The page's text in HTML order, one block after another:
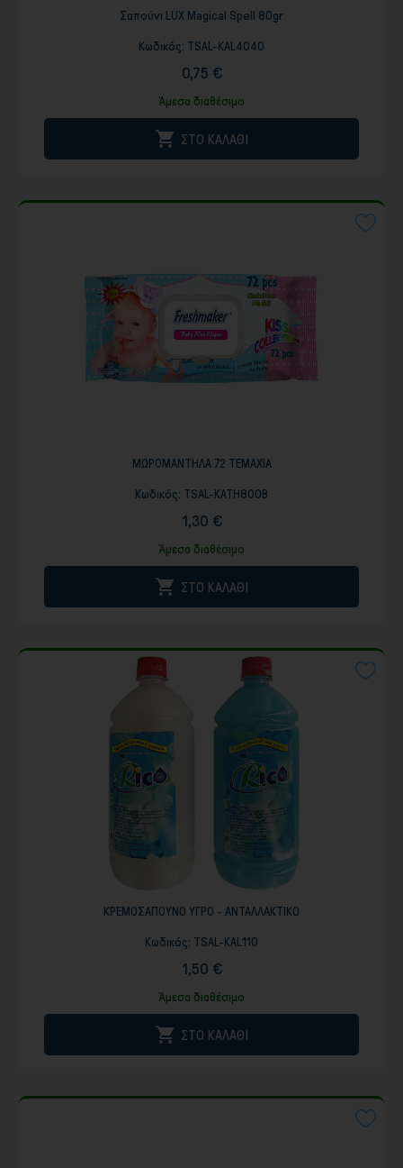
Σαπούνι LUX Magical Spell 80gr
Κωδικός: TSAL-KAL4040
0,75 €
Άμεσα διαθέσιμο
 ΣΤΟ ΚΑΛΑΘΙ
ΜΩΡΟΜΑΝΤΗΛΑ 72 ΤΕΜΑΧΙΑ
Κωδικός: TSAL-KATH800B
1,30 €
Άμεσα διαθέσιμο
 ΣΤΟ ΚΑΛΑΘΙ
ΚΡΕΜΟΣΑΠΟΥΝΟ ΥΓΡΟ - ΑΝΤΑΛΛΑΚΤΙΚΟ
Κωδικός: TSAL-KAL110
1,50 €
Άμεσα διαθέσιμο
 ΣΤΟ ΚΑΛΑΘΙ